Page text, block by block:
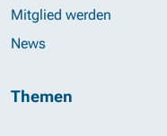
Mitglied werden
News
Themen